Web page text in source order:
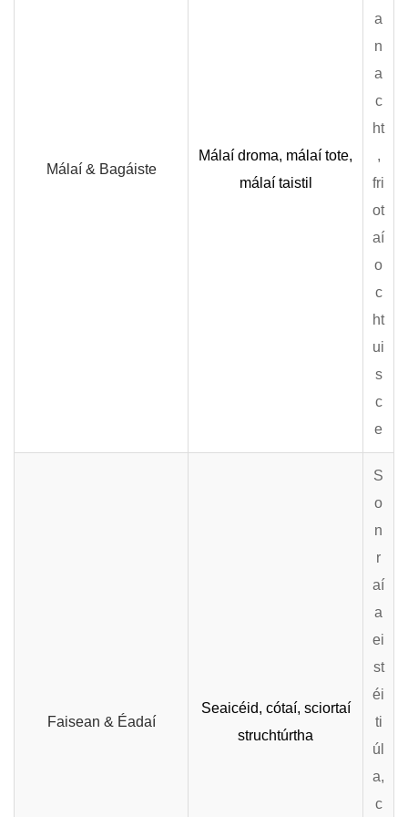
Málaí & Bagáiste
Málaí droma, málaí tote,
málaí taistil
a
n
a
c
ht
,
fri
ot
aí
o
c
ht
ui
s
c
e
Faisean & Éadaí
Seaicéid, cótaí, sciortaí
struchtúrtha
S
o
n
r
aí
a
ei
st
éi
ti
úl
a,
c